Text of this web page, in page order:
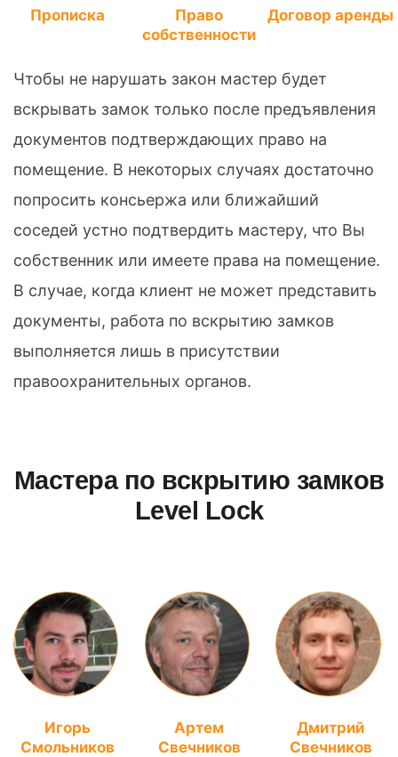
Прописка
Право
собственности
Договор аренды
Чтобы не нарушать закон мастер будет
вскрывать замок только после предъявления
документов подтверждающих право на
помещение. В некоторых случаях достаточно
попросить консьержа или ближайший
соседей устно подтвердить мастеру, что Вы
собственник или имеете права на помещение.
В случае, когда клиент не может представить
документы, работа по вскрытию замков
выполняется лишь в присутствии
правоохранительных органов.
Мастера по вскрытию замков
Level Lock
Игорь
Смольников
Артем
Свечников
Дмитрий
Свечников